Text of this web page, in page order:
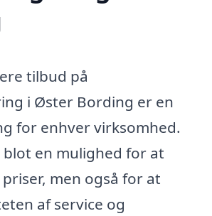
tilbud på
i Øster Bording er en
for enhver virksomhed.
blot en mulighed for at
men også for at
af service og